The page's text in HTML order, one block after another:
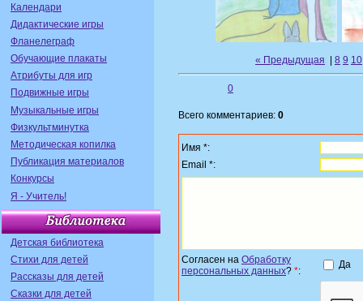
Календари
Дидактические игры
Фланелеграф
Обучающие плакаты
Атрибуты для игр
Подвижные игры
Музыкальные игры
Физкультминутка
Методическая копилка
Публикация материалов
Конкурсы
Я - Учитель!
Детская библиотека
Стихи для детей
Рассказы для детей
Сказки для детей
« Предыдущая 8 9 10
0
Всего комментариев: 0
Имя *:
Email *:
Согласен на Обработку
персональных данных? *:
Да